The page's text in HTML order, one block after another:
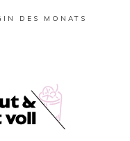
DES MONATS